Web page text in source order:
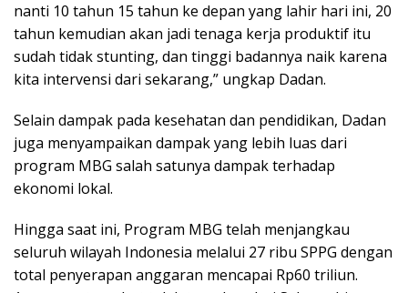
nanti 10 tahun 15 tahun ke depan yang lahir hari ini, 20
tahun kemudian akan jadi tenaga kerja produktif itu
sudah tidak stunting, dan tinggi badannya naik karena
kita intervensi dari sekarang,” ungkap Dadan.
Selain dampak pada kesehatan dan pendidikan, Dadan
juga menyampaikan dampak yang lebih luas dari
program MBG salah satunya dampak terhadap
ekonomi lokal.
Hingga saat ini, Program MBG telah menjangkau
seluruh wilayah Indonesia melalui 27 ribu SPPG dengan
total penyerapan anggaran mencapai Rp60 triliun.